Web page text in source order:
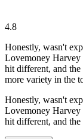
4.8
Honestly, wasn't
Lovemoney Harvey
hit different, and the
more variety in the
Honestly, wasn't
Lovemoney Harvey
hit different, and the